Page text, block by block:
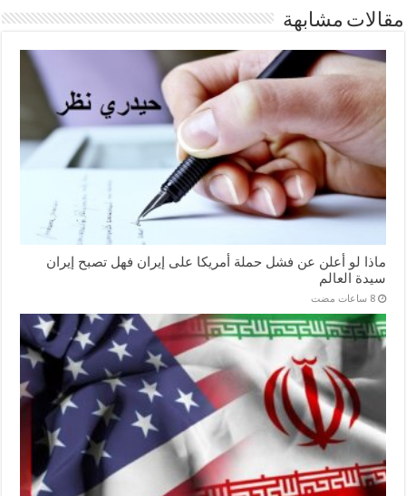
مقالات مشابهة
ماذا لو أعلن عن فشل حملة أمريكا على إيران فهل تصبح إيران
سيدة العالم
‏8 ساعات مضت